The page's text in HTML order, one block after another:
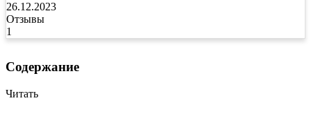
26.12.2023
Отзывы
1
Содержание
Читать